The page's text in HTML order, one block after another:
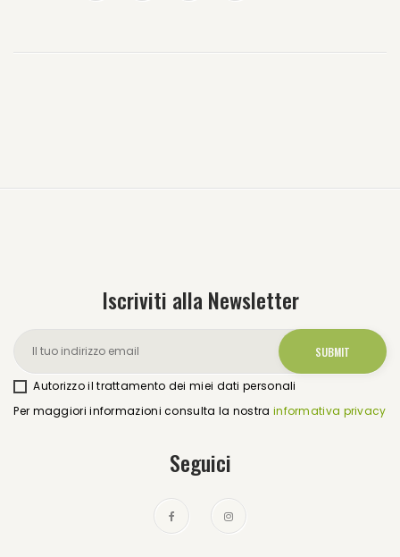
Iscriviti alla Newsletter
Autorizzo il trattamento dei miei dati personali
Per maggiori informazioni consulta la nostra informativa privacy
Seguici